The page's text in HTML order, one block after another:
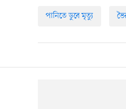
পানিতে ডুবে মৃত্যু